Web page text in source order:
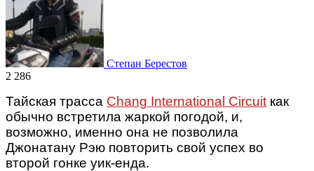
Степан Берестов
2 286
Тайская трасса Chang International Circuit как
обычно встретила жаркой погодой, и,
возможно, именно она не позволила
Джонатану Рэю повторить свой успех во
второй гонке уик-енда.